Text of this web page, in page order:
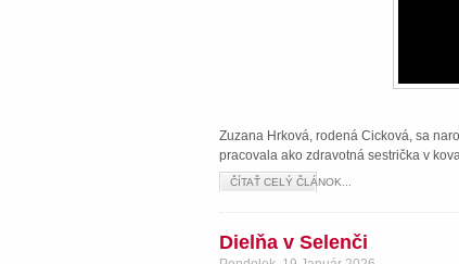
Zuzana Hrková, rodená Cicková, sa
pracovala ako zdravotná sestrička v
ČÍTAŤ CELÝ ČLÁNOK...
Dielňa v Selenči